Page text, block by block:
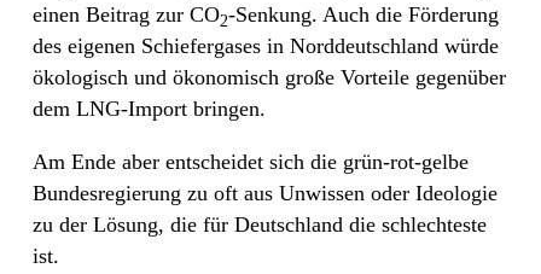
einen Beitrag zur CO2-Senkung. Auch die Förderung
des eigenen Schiefergases in Norddeutschland würde
ökologisch und ökonomisch große Vorteile gegenüber
dem LNG-Import bringen.
Am Ende aber entscheidet sich die grün-rot-gelbe
Bundesregierung zu oft aus Unwissen oder Ideologie
zu der Lösung, die für Deutschland die schlechteste
ist.